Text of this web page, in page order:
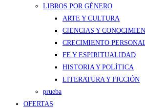
LIBROS POR GÉNERO
ARTE Y CULTURA
CIENCIAS Y
CRECIMIENTO
FE Y ESPIRITUALIDAD
HISTORIA Y POLÍTICA
LITERATURA Y FICCIÓN
prueba
OFERTAS